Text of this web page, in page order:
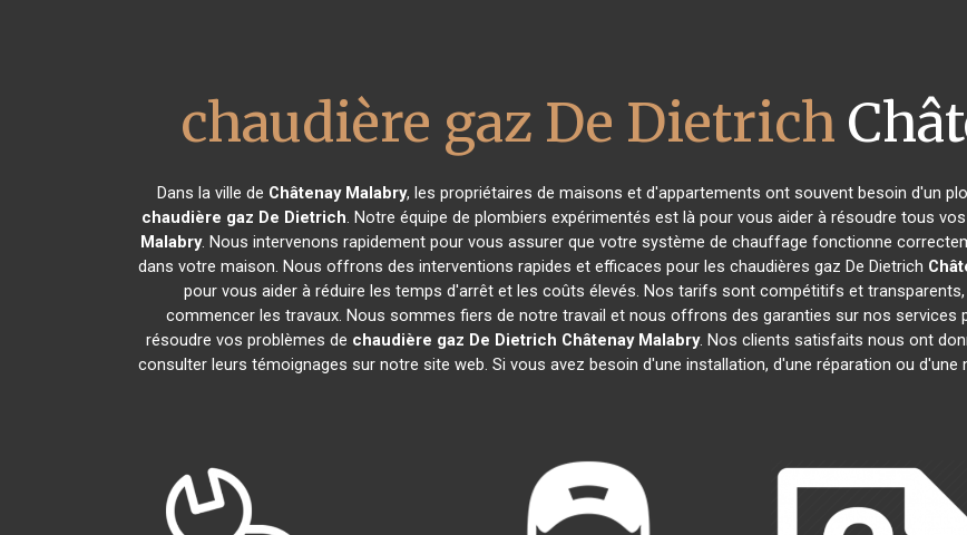
chaudière gaz De Dietrich
Dans la ville de Châtenay Malabry, les propriétaires de maisons et d'appartements ont souvent besoin d'un
chaudière gaz De Dietrich. Notre équipe de plombiers expérimentés est là pour vous aider à résoudre tous
Malabry. Nous intervenons rapidement pour vous assurer que votre système de chauffage fonctionne
dans votre maison. Nous offrons des interventions rapides et efficaces pour les chaudières gaz De Dietrich
pour vous aider à réduire les temps d'arrêt et les coûts élevés. Nos tarifs sont compétitifs et
commencer les travaux. Nous sommes fiers de notre travail et nous offrons des garanties sur nos services
résoudre vos problèmes de chaudière gaz De Dietrich Châtenay Malabry. Nos clients satisfaits nous ont
consulter leurs témoignages sur notre site web. Si vous avez besoin d'une installation, d'une réparation ou d'une